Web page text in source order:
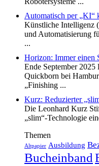
Automatisch per „KI“
Künstliche Intelligenz
und Automatisierung
...
Horizon: Immer einen
Ende September
Quickborn bei
„Finishing ...
Kurz: Reduzierter
Die Leonhard Kurz
„slim“-Technologie
Themen
Altpapier Ausbildung
Bucheinband